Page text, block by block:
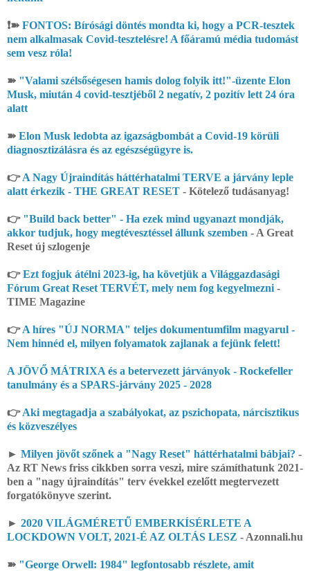
❗➽ FONTOS: Bírósági döntés mondta ki, hogy a PCR-tesztek
nem alkalmasak Covid-tesztelésre! A főáramú média tudomást
sem vesz róla!
➽ "Valami szélsőségesen hamis dolog folyik itt!"-üzente Elon
Musk, miután 4 covid-tesztjéből 2 negatív, 2 pozitív lett 24 óra
alatt
➽ Elon Musk ledobta az igazságbombát a Covid-19 körüli
diagnosztizálásra és az egészségügyre is.
👉A Nagy Újraindítás háttérhatalmi TERVE a járvány leple
alatt érkezik - THE GREAT RESET - Kötelező tudásanyag!
👉 "Build back better" - Ha ezek mind ugyanazt mondják,
akkor tudjuk, hogy megtévesztéssel állunk szemben - A Great
Reset új szlogenje
👉Ezt fogjuk átélni 2023-ig, ha követjük a Világgazdasági
Fórum Great Reset TERVÉT, mely nem fog kegyelmezni -
TIME Magazine
👉A híres "ÚJ NORMA" teljes dokumentumfilm magyarul -
Nem hinnéd el, milyen folyamatok zajlanak a fejünk felett!
A JÖVŐ MÁTRIXA és a betervezett járványok - Rockefeller
tanulmány és a SPARS-járvány 2025 - 2028
👉Aki megtagadja a szabályokat, az pszichopata, nárcisztikus
és közveszélyes
► Milyen jövőt szőnek a "Nagy Reset" háttérhatalmi bábjai? -
Az RT News friss cikkben sorra veszi, mire számíthatunk 2021-
ben a "nagy újraindítás" terv évekkel ezelőtt megtervezett
forgatókönyve szerint.
► 2020 VILÁGMÉRETŰ EMBERKÍSÉRLETE A
LOCKDOWN VOLT, 2021-É AZ OLTÁS LESZ - Azonnali.hu
➽ "George Orwell: 1984" legfontosabb részlete, amit